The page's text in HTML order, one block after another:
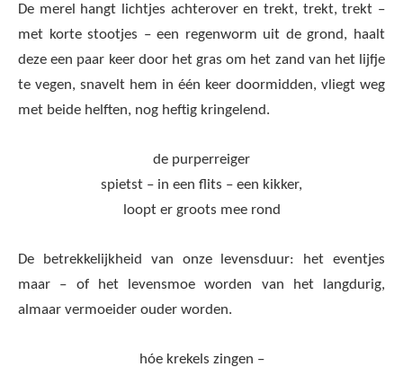
De merel hangt lichtjes achterover en trekt, trekt, trekt –
met korte stootjes – een regenworm uit de grond, haalt
deze een paar keer door het gras om het zand van het lijfje
te vegen, snavelt hem in één keer doormidden, vliegt weg
met beide helften, nog heftig kringelend.
de purperreiger
spietst – in een flits – een kikker,
loopt er groots mee rond
De betrekkelijkheid van onze levensduur: het eventjes
maar – of het levensmoe worden van het langdurig,
almaar vermoeider ouder worden.
hóe krekels zingen –